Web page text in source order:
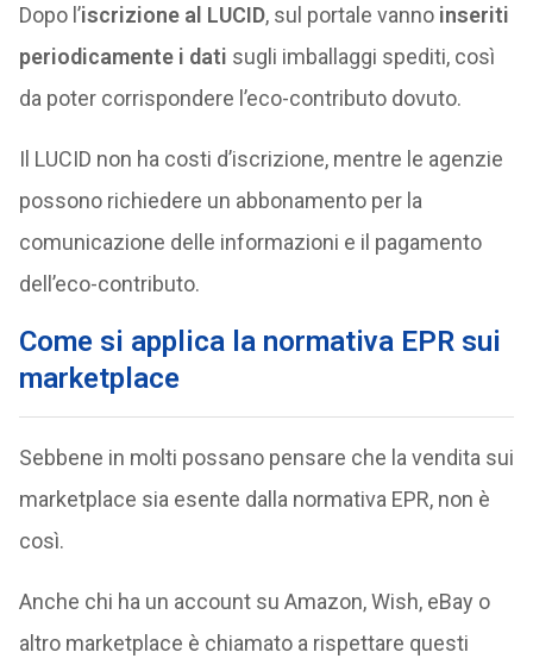
Dopo l’iscrizione al LUCID, sul portale vanno inseriti
periodicamente i dati sugli imballaggi spediti, così
da poter corrispondere l’eco-contributo dovuto.
Il LUCID non ha costi d’iscrizione, mentre le agenzie
possono richiedere un abbonamento per la
comunicazione delle informazioni e il pagamento
dell’eco-contributo.
Come si applica la normativa EPR sui
marketplace
Sebbene in molti possano pensare che la vendita sui
marketplace sia esente dalla normativa EPR, non è
così.
Anche chi ha un account su Amazon, Wish, eBay o
altro marketplace è chiamato a rispettare questi